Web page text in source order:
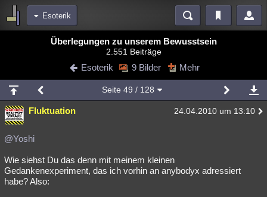
Esoterik
Blogs Videos
Chat Wiki Neuigkeiten
meine Rubriken
Menschen Wissenschaft Mystery Kriminalfälle
Spiritualität
Natur Umfragen Unterhaltung
weitere Rubriken
Überlegungen zu unserem Bewusstsein
2.551 Beiträge
Esoterik 9 Bilder Mehr
Seite 49 / 128
Fluktuation 24.04.2010 um 13:10
@Yoshi
Wie siehst Du das denn mit meinem kleinen
Gedankenexperiment, das ich vorhin an anybodyx adressiert
habe? Also: